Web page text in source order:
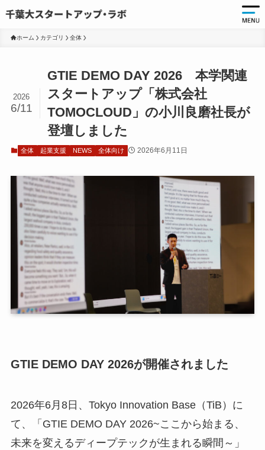
ホーム カテゴリ 全体
GTIE DEMO DAY 2026 本学関連
スタートアップ「株式会社
TOMOCLOUD」の小川良磨社長が
登壇しました
2026
6/11
全体 起業支援 NEWS 全体向け 2026年6月11日
GTIE DEMO DAY 2026が開催されました
2026年6月8日、Tokyo Innovation Base（TiB）に
て、「GTIE DEMO DAY 2026~ここから始まる、
未来を変えるディープテックが生まれる瞬間～」